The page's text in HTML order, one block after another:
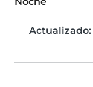
Actualizado: